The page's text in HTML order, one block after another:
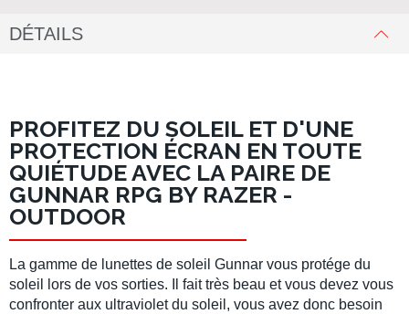
DÉTAILS
PROFITEZ DU SOLEIL ET D'UNE
PROTECTION ÉCRAN EN TOUTE
QUIÉTUDE AVEC LA PAIRE DE
GUNNAR RPG BY RAZER -
OUTDOOR
La gamme de lunettes de soleil Gunnar vous protége du
soleil lors de vos sorties. Il fait très beau et vous devez vous
confronter aux ultraviolet du soleil, vous avez donc besoin